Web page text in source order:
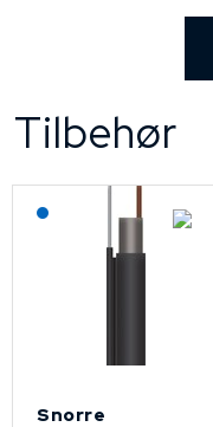
Tilbehør
Lagerført: NEK Kabel
Snorre